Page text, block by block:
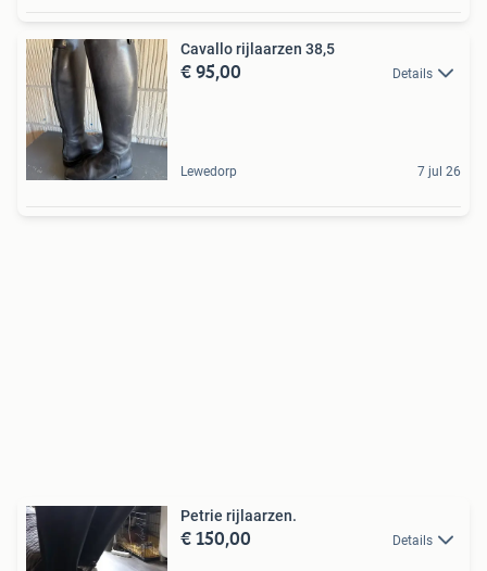
Cavallo rijlaarzen 38,5
€ 95,00 Details
Lewedorp 7 jul 26
Petrie rijlaarzen.
€ 150,00 Details